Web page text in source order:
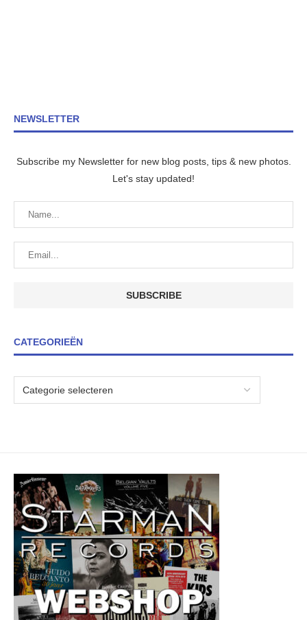
NEWSLETTER
Subscribe my Newsletter for new blog posts, tips & new photos.
Let's stay updated!
CATEGORIEËN